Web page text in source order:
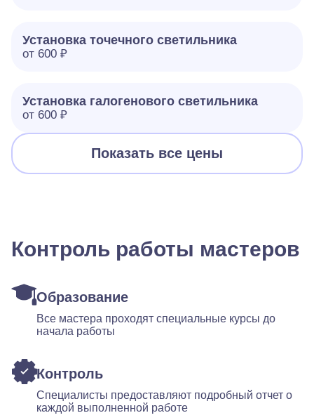
Установка точечного светильника
от 600 ₽
Установка галогенового светильника
от 600 ₽
Показать все цены
Контроль работы мастеров
Образование
Все мастера проходят специальные курсы до
начала работы
Контроль
Специалисты предоставляют подробный отчет о
каждой выполненной работе